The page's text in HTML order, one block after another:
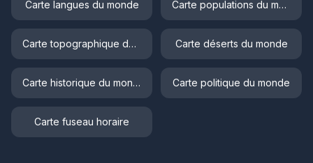
Carte langues du monde Carte populations du monde
Carte topographique du monde Carte déserts du monde
Carte historique du monde Carte politique du monde
Carte fuseau horaire